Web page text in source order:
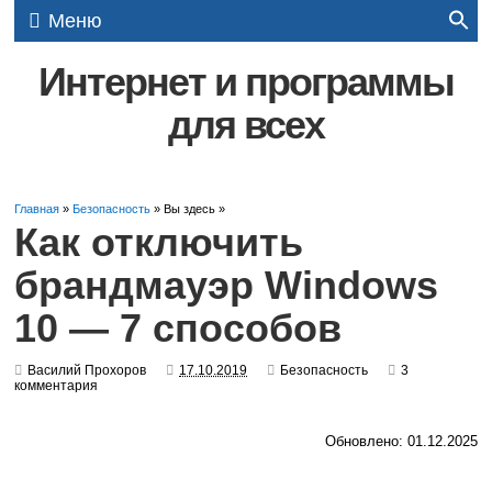
Меню
Интернет и программы
для всех
Главная »Безопасность » Вы здесь »
Как отключить
брандмауэр Windows
10 — 7 способов
Василий Прохоров 17.10.2019 Безопасность
3
комментария
Обновлено: 01.12.2025